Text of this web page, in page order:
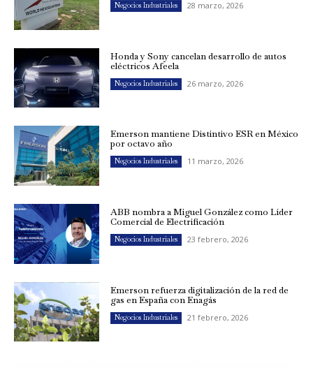
Negocios Industriales 28 marzo, 2026
Honda y Sony cancelan desarrollo de autos
eléctricos Afeela
Negocios Industriales 26 marzo, 2026
Emerson mantiene Distintivo ESR en México
por octavo año
Negocios Industriales 11 marzo, 2026
ABB nombra a Miguel González como Líder
Comercial de Electrificación
Negocios Industriales 23 febrero, 2026
Emerson refuerza digitalización de la red de
gas en España con Enagás
Negocios Industriales 21 febrero, 2026